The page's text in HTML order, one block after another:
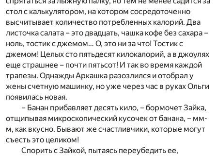
стол с калькулятором, на котором сосредоточенно
высчитывает количество потребленных калорий. Два
листочка салата – это двадцать, чашка кофе без сахара –
ноль, тостик с джемом… О, это ни за что! Тостик с
джемом! Целых сто пятьдесят килокалорий, а в джоулях
еще страшнее – почти пятьсот! И так во время каждой
трапезы. Однажды Аркашка разозлился и отобрал у
жены счетную машинку, но уже через час в руках Ольги
появилась новая.
– Банан прибавляет десять кило, – бормочет Зайка,
отщипывая микроскопический кусочек от банана, – мм-
м, как вкусно. Бывают же счастливчики, которые могут
съесть это целиком!
Спорить с Зайкой, пытаясь переубедить ее,